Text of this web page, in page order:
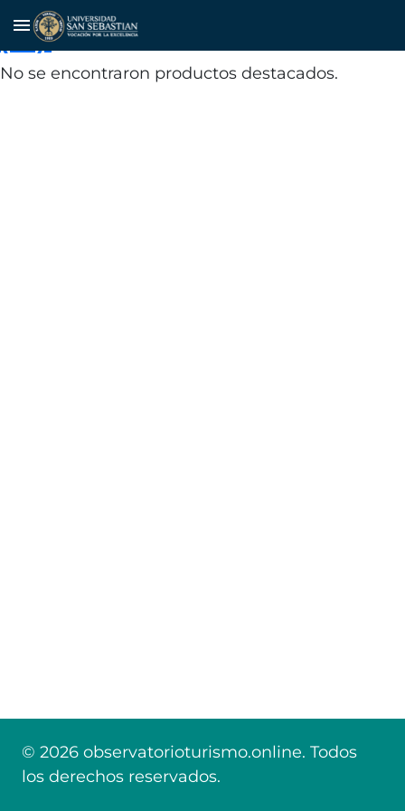
menu
Servicio de Impuestos Internos
(SII).
No se encontraron productos destacados.
© 2026 observatorioturismo.online. Todos
los derechos reservados.